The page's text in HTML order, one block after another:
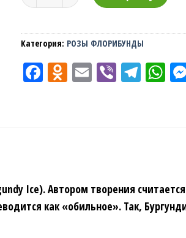
Категория: РОЗЫ ФЛОРИБУНДЫ
Facebook
Odnoklassniki
EmailViber
Ice). Автором творения
как «обильное». Так,